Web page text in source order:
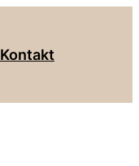
Kontakt